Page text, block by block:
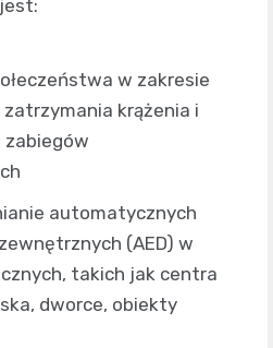
w zakresie
krążenia i
automatycznych
(AED) w
takich jak centra
dworce, obiekty